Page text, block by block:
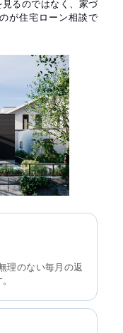
るのではなく、家づ
が住宅ローン相談で
理のない毎月の返